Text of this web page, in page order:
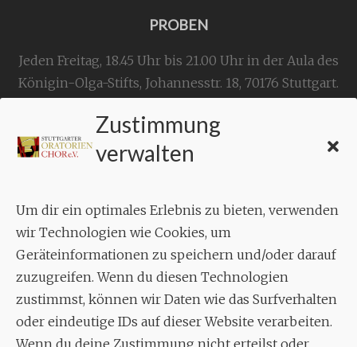
Zustimmung
verwalten
Um dir ein optimales Erlebnis zu bieten, verwenden
wir Technologien wie Cookies, um
Geräteinformationen zu speichern und/oder darauf
zuzugreifen. Wenn du diesen Technologien
zustimmst, können wir Daten wie das Surfverhalten
oder eindeutige IDs auf dieser Website verarbeiten.
Wenn du deine Zustimmung nicht erteilst oder
PROBEN
Jeden Freitag, 18.45 Uhr bis 21.00 Uhr in der Aula des
Königin-Olga-Stifts, Johannesstr. 18, 70176 Stuttgart.
KONTAKT
Geschäftsstelle:
Aixheimer Str. 18
70619 Stuttgart
MUSIK
Musikalischer Leiter:
Enrico Trummer